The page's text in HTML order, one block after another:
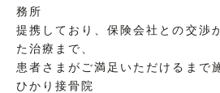
務所
提携しており、保険会社との交渉
た治療まで、
患者さまがご満足いただけるまで
ひかり接骨院